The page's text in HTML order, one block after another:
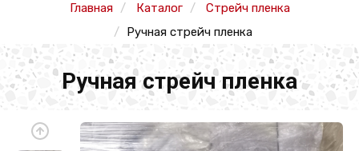
Главная Каталог
Стрейч пленка
Ручная стрейч пленка
Ручная стрейч пленка